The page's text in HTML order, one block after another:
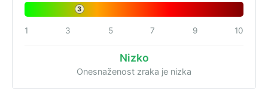
3
1 3 5 7 9 10
Nizko
Onesnaženost zraka je nizka